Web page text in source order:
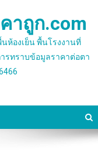
าถูก.com
ห้องเย็น พื้นโรงงานที่
รทราบข้อมูลราคาต่อตา